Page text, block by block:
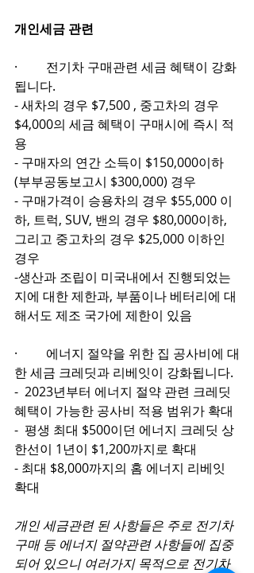
개인세금 관련
·         전기차 구매관련 세금 혜택이 강화
됩니다.
- 새차의 경우 $7,500 , 중고차의 경우
$4,000의 세금 혜택이 구매시에 즉시 적
용
- 구매자의 연간 소득이 $150,000이하
(부부공동보고시 $300,000) 경우
- 구매가격이 승용차의 경우 $55,000 이
하, 트럭, SUV, 밴의 경우 $80,000이하,
그리고 중고차의 경우 $25,000 이하인
경우
-생산과 조립이 미국내에서 진행되었는
지에 대한 제한과, 부품이나 베터리에 대
해서도 제조 국가에 제한이 있음
·         에너지 절약을 위한 집 공사비에 대
한 세금 크레딧과 리베잇이 강화됩니다.
-  2023년부터 에너지 절약 관련 크레딧
혜택이 가능한 공사비 적용 범위가 확대
-  평생 최대 $500이던 에너지 크레딧 상
한선이 1년이 $1,200까지로 확대
- 최대 $8,000까지의 홈 에너지 리베잇
확대
개인 세금관련 된 사항들은 주로 전기차
구매 등 에너지 절약관련 사항들에 집중
되어 있으니 여러가지 목적으로 전기차